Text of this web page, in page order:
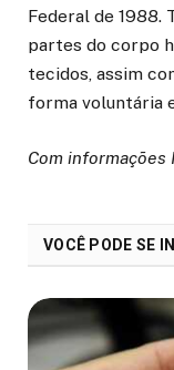
Federal de 1988.
partes do corpo
tecidos, assim
forma voluntária
Com informações
VOCÊ PODE SE